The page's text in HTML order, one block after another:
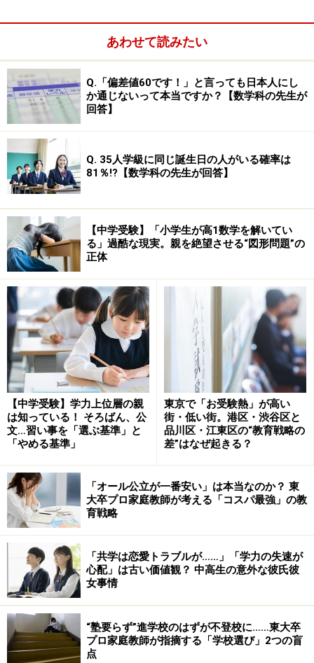
してしまうと、一気にお子さんのやる気が下がってしま
うので、勉強に対する努力をほめることに徹してくださ
い。
解けなかった問題が解けるようになったら
ほめる
そして、テストの得点が良かったときよりもほめて欲し
いのが、テストのやり直しをしてテスト本番では解けな
は、学校や塾の授業で新しいことを学び、それを宿題な
どの自宅学習で復習し、テストで習得度を確かめ、テス
トが返却されて不正解だった問題を解けるようにやり直
しをすることです。多くのお子さんは、返却されたテス
トの得点に一喜一憂するだけで間違えた問題のやり直し
を疎かにしますが、それでは学力の定着には繋がりませ
ん。
ですから、お子さんにテストのやり直しの大切さを伝え
るためにも、テストのやり直しをしてテスト本番では解
けなかった問題ができるようになったときの賞賛が大切
です。子どもはお世辞や皮肉をさほど理解できていませ
あわせて読みたい
Q.「偏差値60です！」と言っても日本人にし
か通じないって本当ですか？【数学科の先生が
回答】
Q. 35人学級に同じ誕生日の人がいる確率は
81％!?【数学科の先生が回答】
【中学受験】「小学生が高1数学を解いてい
る」過酷な現実。親を絶望させる“図形問題”の
正体
【中学受験】学力上位層の親
は知っている！ そろばん、公
文…習い事を「選ぶ基準」と
「やめる基準」
東京で「お受験熱」が高い
街・低い街。港区・渋谷区と
品川区・江東区の“教育戦略の
差”はなぜ起きる？
「オール公立が一番安い」は本当なのか？ 東
大卒プロ家庭教師が考える「コスパ最強」の教
育戦略
「共学は恋愛トラブルが……」「学力の失速が
心配」は古い価値観？ 中高生の意外な彼氏彼
女事情
“塾要らず”進学校のはずが不登校に……東大卒
プロ家庭教師が指摘する「学校選び」2つの盲
点